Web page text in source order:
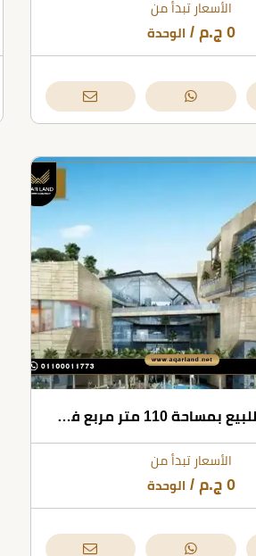
الأسعار تبدأ من
0 ج.م / الوحدة
مكتب اداري للبيع بمساحة 110 متر مربع في مول ايتابا سكوير الشيخ زايد
الأسعار تبدأ من
0 ج.م / الوحدة